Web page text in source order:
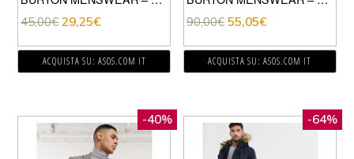
45,00€ 29,25€
ACQUISTA SU: ASOS.COM IT
90,00€ 55,05€
ACQUISTA SU: ASOS.COM IT
-40% -64%